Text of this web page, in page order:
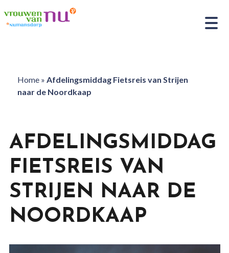
Home» Afdelingsmiddag Fietsreis van Strijen
naar de Noordkaap
AFDELINGSMIDDAG
FIETSREIS VAN
STRIJEN NAAR DE
NOORDKAAP